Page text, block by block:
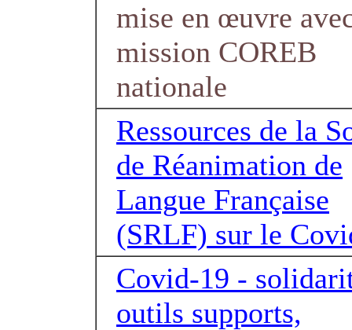
mise en œuvre
mission COREB
nationale
Ressources de la
de Réanimation de
Langue Française
(SRLF) sur le
Covid-19 -
outils supports,